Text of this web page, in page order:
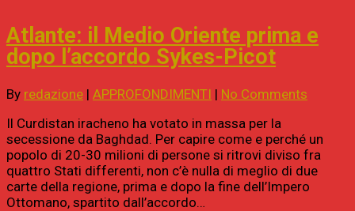
Atlante: il Medio Oriente prima e
dopo l’accordo Sykes-Picot
By redazione | APPROFONDIMENTI | No Comments
Il Curdistan iracheno ha votato in massa per la
secessione da Baghdad. Per capire come e perché un
popolo di 20-30 milioni di persone si ritrovi diviso fra
quattro Stati differenti, non c’è nulla di meglio di due
carte della regione, prima e dopo la fine dell’Impero
Ottomano, spartito dall’accordo…